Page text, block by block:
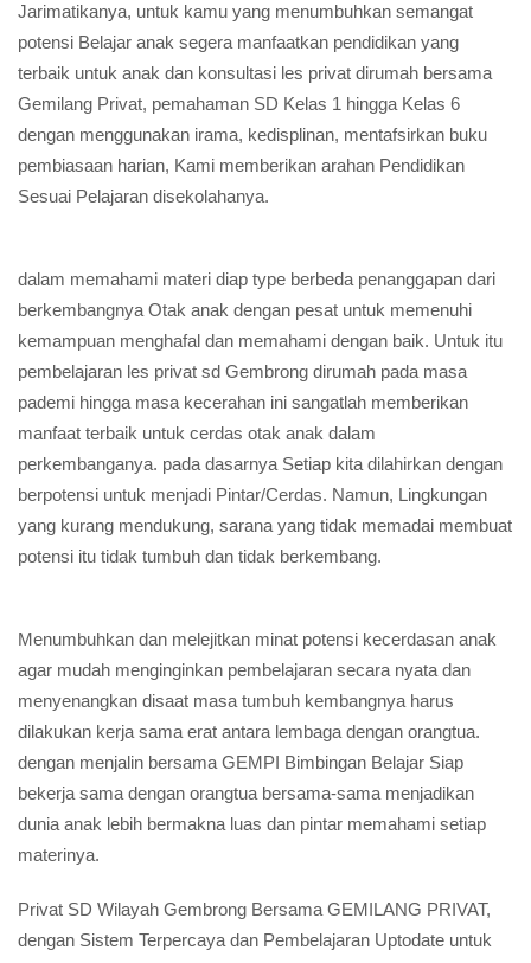
Jarimatikanya, untuk kamu yang menumbuhkan semangat
potensi Belajar anak segera manfaatkan pendidikan yang
terbaik untuk anak dan konsultasi les privat dirumah bersama
Gemilang Privat, pemahaman SD Kelas 1 hingga Kelas 6
dengan menggunakan irama, kedisplinan, mentafsirkan buku
pembiasaan harian, Kami memberikan arahan Pendidikan
Sesuai Pelajaran disekolahanya.
dalam memahami materi diap type berbeda penanggapan dari
berkembangnya Otak anak dengan pesat untuk memenuhi
kemampuan menghafal dan memahami dengan baik. Untuk itu
pembelajaran les privat sd Gembrong dirumah pada masa
pademi hingga masa kecerahan ini sangatlah memberikan
manfaat terbaik untuk cerdas otak anak dalam
perkembanganya. pada dasarnya Setiap kita dilahirkan dengan
berpotensi untuk menjadi Pintar/Cerdas. Namun, Lingkungan
yang kurang mendukung, sarana yang tidak memadai membuat
potensi itu tidak tumbuh dan tidak berkembang.
Menumbuhkan dan melejitkan minat potensi kecerdasan anak
agar mudah menginginkan pembelajaran secara nyata dan
menyenangkan disaat masa tumbuh kembangnya harus
dilakukan kerja sama erat antara lembaga dengan orangtua.
dengan menjalin bersama GEMPI Bimbingan Belajar Siap
bekerja sama dengan orangtua bersama-sama menjadikan
dunia anak lebih bermakna luas dan pintar memahami setiap
materinya.
Privat SD Wilayah Gembrong Bersama GEMILANG PRIVAT,
dengan Sistem Terpercaya dan Pembelajaran Uptodate untuk